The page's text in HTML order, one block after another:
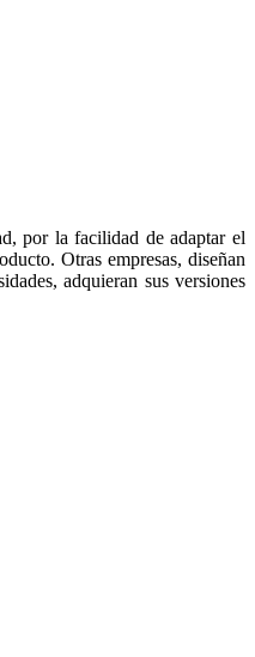
por la facilidad de adaptar el
Otras empresas, diseñan
adquieran sus versiones